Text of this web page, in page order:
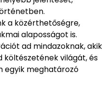
a közérthetőségre,
alaposságot is.
ad mindazoknak, akik
költészetének világát, és
egyik meghatározó